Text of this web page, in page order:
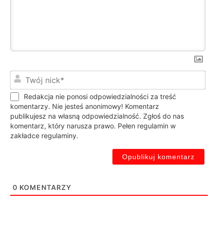
Redakcja nie ponosi odpowiedzialności za treść
komentarzy. Nie jesteś anonimowy! Komentarz
publikujesz na własną odpowiedzialność. Zgłoś do nas
komentarz, który narusza prawo. Pełen regulamin w
zakładce regulaminy.
0 KOMENTARZY